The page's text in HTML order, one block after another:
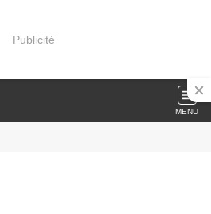
Publicité
MENU